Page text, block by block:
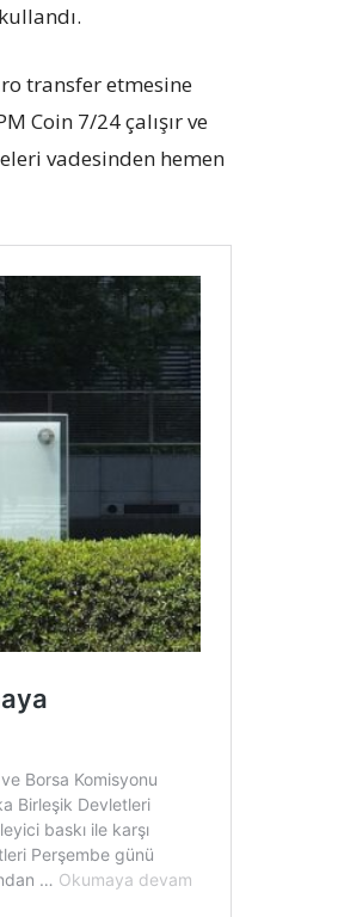
transfer etmesine
Coin 7/24 çalışır ve
vadesinden hemen